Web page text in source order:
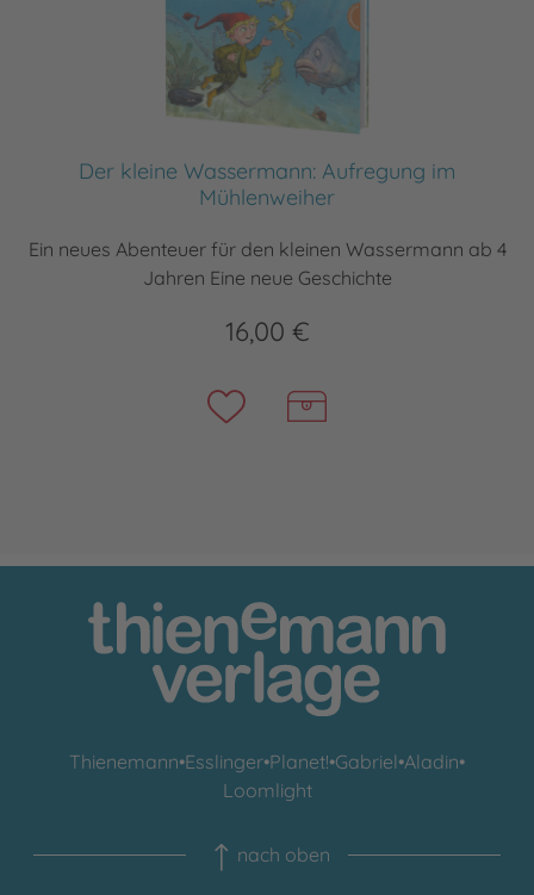
Der kleine Wassermann: Aufregung im
Mühlenweiher
Ein neues Abenteuer für den kleinen Wassermann ab 4
Jahren Eine neue Geschichte
16,00 €
Thienemann•Esslinger•Planet!•Gabriel•Aladin•
Loomlight
nach oben